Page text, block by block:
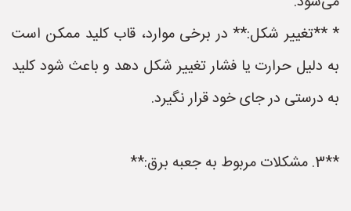
* **تغییر شکل:** در برخی موارد، قاب کلید ممکن است
به دلیل حرارت یا فشار تغییر شکل دهد و باعث شود کلید
به درستی در جای خود قرار نگیرد.
**3. مشکلات مربوط به جعبه برق:**